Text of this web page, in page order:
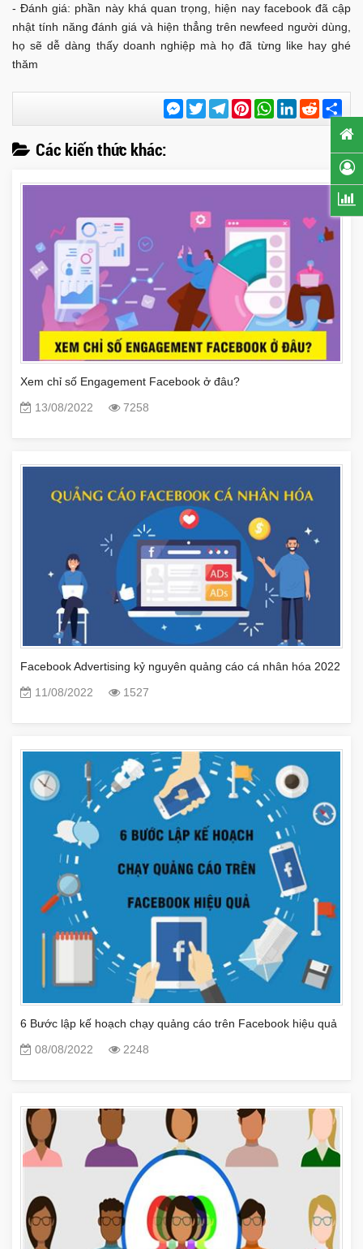
- Đánh giá: phần này khá quan trọng, hiện nay facebook đã cập
nhật tính năng đánh giá và hiện thẳng trên newfeed người dùng,
họ sẽ dễ dàng thấy doanh nghiệp mà họ đã từng like hay ghé
thăm
Messenger
TwitterTelegramPinterestWhatsApp
LinkedIn
Reddit
sẻ
Các kiến thức khác:
Xem chỉ số Engagement Facebook ở đâu?
13/08/2022
7258
Facebook Advertising kỷ nguyên quảng cáo cá nhân hóa 2022
11/08/2022
1527
6 Bước lập kế hoạch chạy quảng cáo trên Facebook hiệu quả
08/08/2022
2248